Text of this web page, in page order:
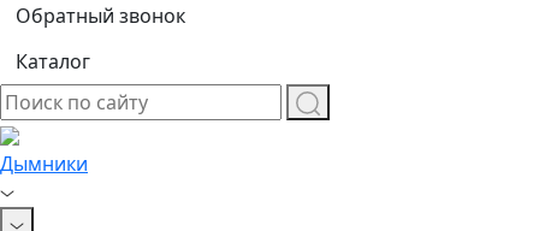
Обратный звонок
Каталог
Дымники